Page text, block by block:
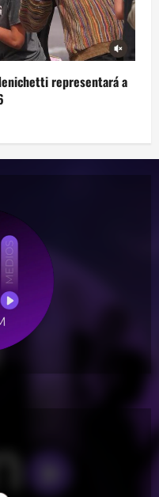
representará a